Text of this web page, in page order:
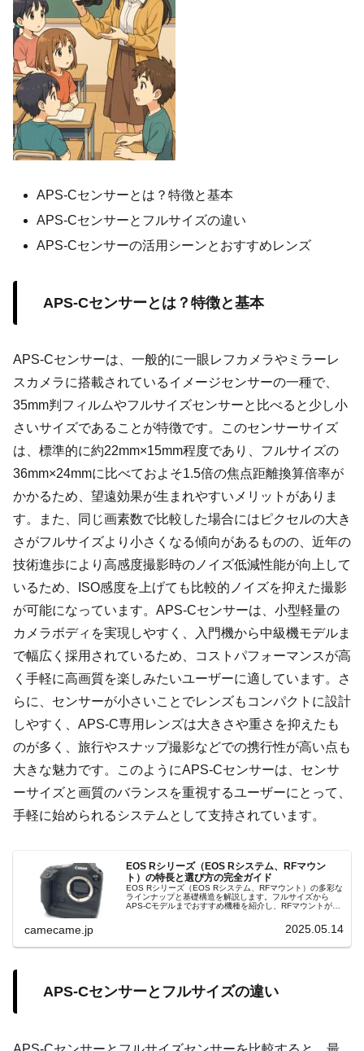
APS-Cセンサーとは？特徴と基本
APS-Cセンサーとフルサイズの違い
APS-Cセンサーの活用シーンとおすすめレンズ
APS-Cセンサーとは？特徴と基本
APS-Cセンサーは、一般的に一眼レフカメラやミラーレ
スカメラに搭載されているイメージセンサーの一種で、
35mm判フィルムやフルサイズセンサーと比べると少し小
さいサイズであることが特徴です。このセンサーサイズ
は、標準的に約22mm×15mm程度であり、フルサイズの
36mm×24mmに比べておよそ1.5倍の焦点距離換算倍率が
かかるため、望遠効果が生まれやすいメリットがありま
す。また、同じ画素数で比較した場合にはピクセルの大き
さがフルサイズより小さくなる傾向があるものの、近年の
技術進歩により高感度撮影時のノイズ低減性能が向上して
いるため、ISO感度を上げても比較的ノイズを抑えた撮影
が可能になっています。APS-Cセンサーは、小型軽量の
カメラボディを実現しやすく、入門機から中級機モデルま
で幅広く採用されているため、コストパフォーマンスが高
く手軽に高画質を楽しみたいユーザーに適しています。さ
らに、センサーが小さいことでレンズもコンパクトに設計
しやすく、APS-C専用レンズは大きさや重さを抑えたも
のが多く、旅行やスナップ撮影などでの携行性が高い点も
大きな魅力です。このようにAPS-Cセンサーは、センサ
ーサイズと画質のバランスを重視するユーザーにとって、
手軽に始められるシステムとして支持されています。
EOS Rシリーズ（EOS Rシステム、RFマウン
ト）の特長と選び方の完全ガイド
EOS Rシリーズ（EOS Rシステム、RFマウント）の多彩な
ラインナップと基礎構造を解説します。フルサイズから
APS-Cモデルまでおすすめ機種を紹介し、RFマウントが可
camecame.jp 2025.05.14
APS-Cセンサーとフルサイズの違い